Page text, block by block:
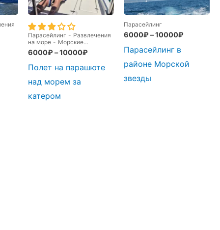
Парасейлинг - Развлечения
на море - Морские
прогулки
развлечения
утром
6000₽ –10000₽
Полет на парашюте
над морем за
катером
Парасейлинг
6000₽ –10000₽
Парасейлинг в
районе Морской
звезды